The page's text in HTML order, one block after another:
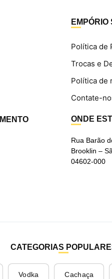
Política de
Trocas e
Política de
Contate-
ONDE
Rua Barão
Brooklin –
04602-000
CATEGORIAS
Vodka Cachaça